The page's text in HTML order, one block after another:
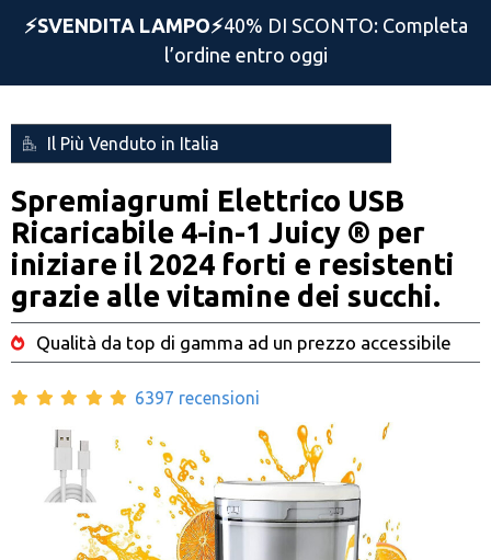
⚡️SVENDITA LAMPO⚡️40% DI SCONTO: Completa
l’ordine entro oggi
Il Più Venduto in Italia
Spremiagrumi Elettrico USB
Ricaricabile 4-in-1 Juicy ® per
iniziare il 2024 forti e resistenti
grazie alle vitamine dei succhi.
Qualità da top di gamma ad un prezzo accessibile
6397 recensioni